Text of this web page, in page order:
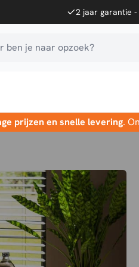
2 jaar garantie
ben je naar opzoek?
prijzen en snelle levering.